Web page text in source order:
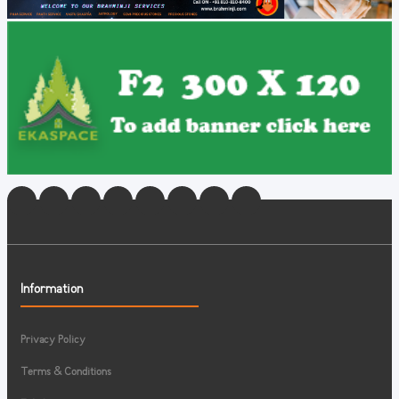
Information
Privacy Policy
Terms & Conditions